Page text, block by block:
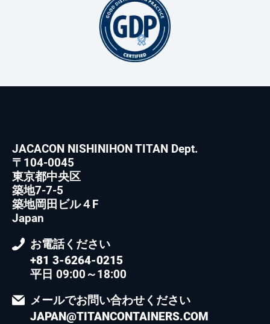
JACACON NISHINIHON TITAN Dept.
〒104-0045
東京都中央区
築地7-7-5
築地岡田ビル４F
Japan
お電話ください
+81 3-6264-0215
平日 09:00～18:00
メールでお問い合わせください
JAPAN@TITANCONTAINERS.COM